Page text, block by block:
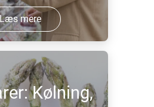
Læs mere
Kølning,